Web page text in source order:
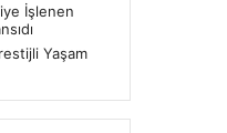
İşlenen
Yaşam